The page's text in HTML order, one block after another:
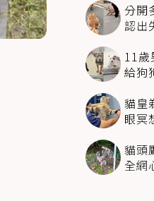
分開
認出
11
給狗
貓皇
眼冥
貓頭
全網